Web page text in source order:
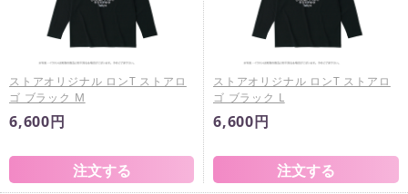
ストアオリジナル ロンT ストアロ
ゴ ブラック M
6,600円
ストアオリジナル ロンT ストアロ
ゴ ブラック L
6,600円